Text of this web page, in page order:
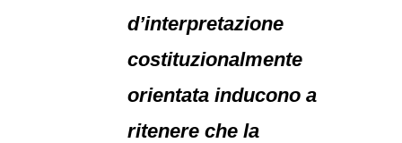
d’interpretazione
costituzionalmente
orientata inducono a
ritenere che la